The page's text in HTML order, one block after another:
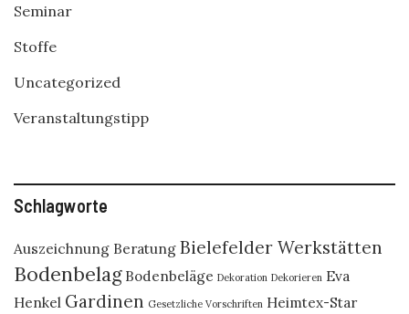
Seminar
Stoffe
Uncategorized
Veranstaltungstipp
Schlagworte
Auszeichnung Beratung Bielefelder Werkstätten
Bodenbelag Bodenbeläge Dekoration Dekorieren Eva
Henkel Gardinen Gesetzliche Vorschriften Heimtex-Star